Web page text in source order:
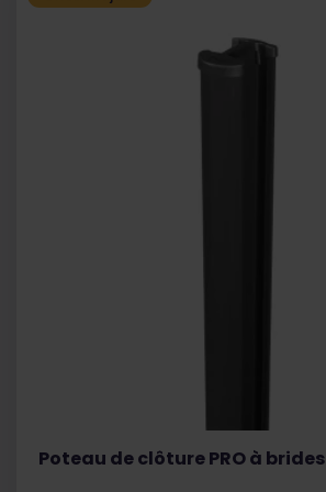
Poteau de clôture PRO à brides